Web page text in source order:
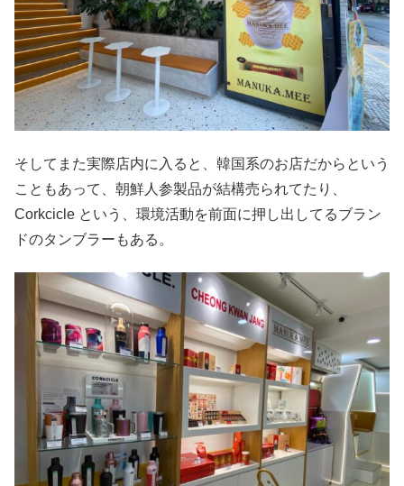
そしてまた実際店内に入ると、韓国系のお店だからという
こともあって、朝鮮人参製品が結構売られてたり、
Corkcicle という、環境活動を前面に押し出してるブラン
ドのタンブラーもある。